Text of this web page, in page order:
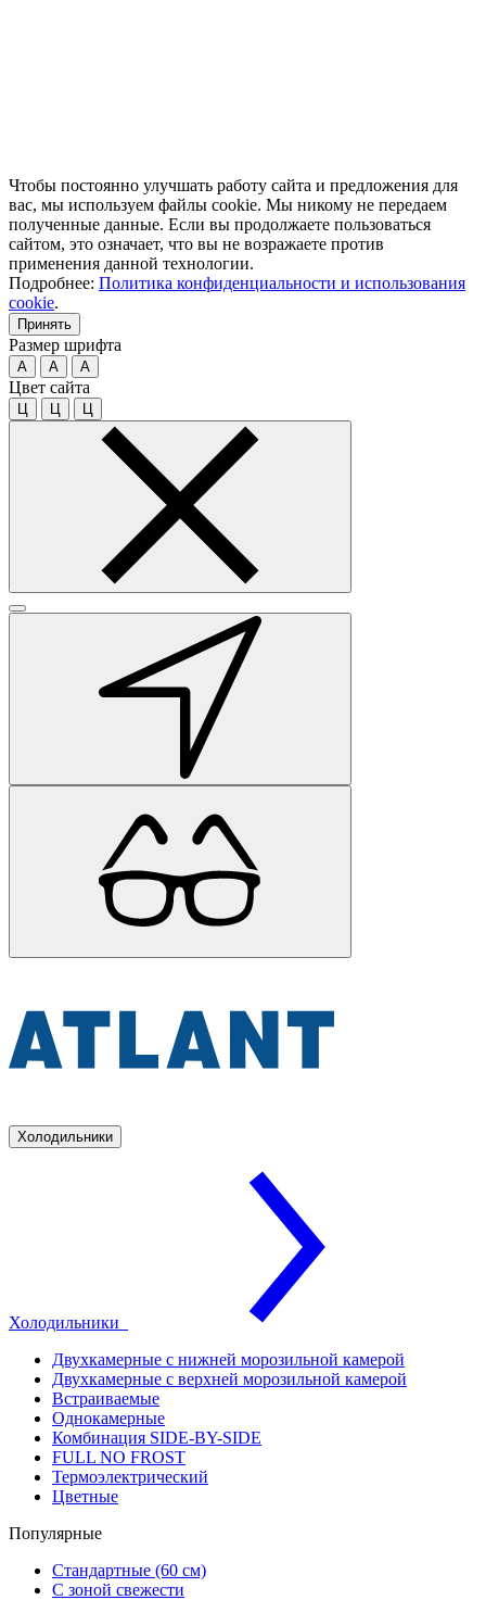
Чтобы постоянно улучшать работу сайта и предложения для
вас, мы используем файлы cookie. Мы никому не передаем
полученные данные. Если вы продолжаете пользоваться
сайтом, это означает, что вы не возражаете против
применения данной технологии.
Подробнее: Политика конфиденциальности и использования
cookie.
Принять
Размер шрифта
A A A
Цвет сайта
Ц Ц Ц
Холодильники
Холодильники
Двухкамерные с нижней морозильной камерой
Двухкамерные с верхней морозильной камерой
Встраиваемые
Однокамерные
Комбинация SIDE-BY-SIDE
FULL NO FROST
Термоэлектрический
Цветные
Популярные
Стандартные (60 см)
С зоной свежести